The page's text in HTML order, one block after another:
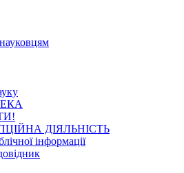
ДІЯЛЬНІСТЬ
інформації